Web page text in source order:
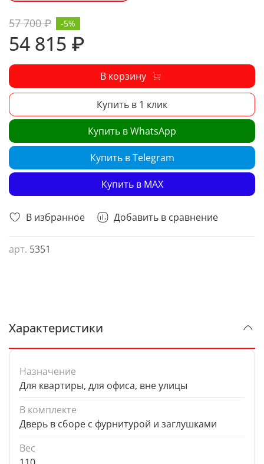
В избранное Добавить в сравнение
арт. 5351
57 700 ₽
54 815 ₽
-5%
В корзину
Купить в 1 клик
Купить в WhatsApp
Купить в Telegram
Купить в MAX
Характеристики
Назначение
Для квартиры, для офиса, вне улицы
В комплекте
Дверь в сборе с фурнитурой и заглушками
Вес